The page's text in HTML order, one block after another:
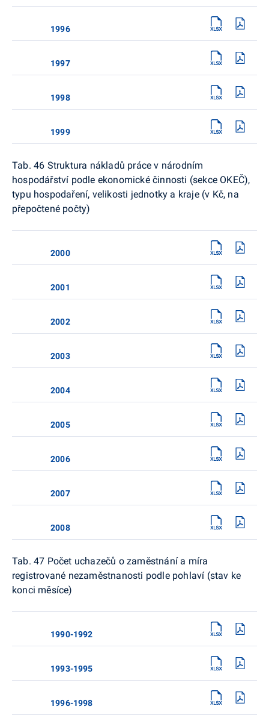
1996
1997
1998
1999
Tab. 46 Struktura nákladů práce v národním
hospodářství podle ekonomické činnosti (sekce OKEČ),
typu hospodaření, velikosti jednotky a kraje (v Kč, na
přepočtené počty)
2000
2001
2002
2003
2004
2005
2006
2007
2008
Tab. 47 Počet uchazečů o zaměstnání a míra
registrované nezaměstnanosti podle pohlaví (stav ke
konci měsíce)
1990-1992
1993-1995
1996-1998